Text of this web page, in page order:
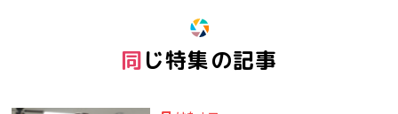
同じ特集の記事